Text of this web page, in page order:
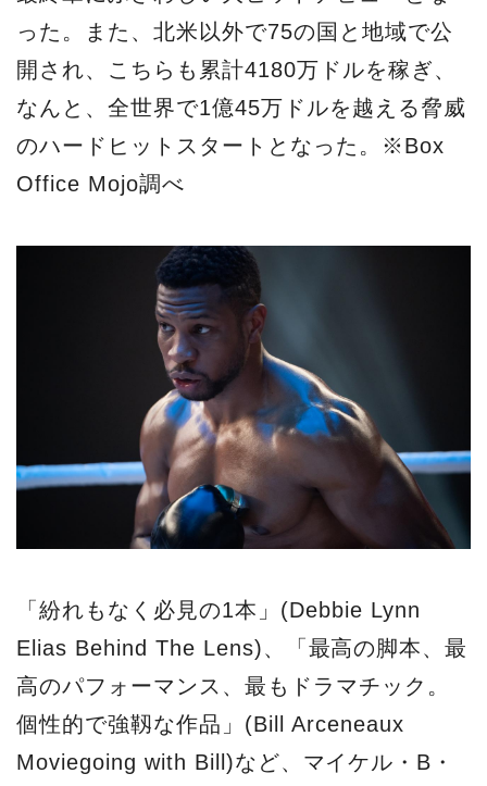
った。また、北米以外で75の国と地域で公
開され、こちらも累計4180万ドルを稼ぎ、
なんと、全世界で1億45万ドルを越える脅威
のハードヒットスタートとなった。※Box
Office Mojo調べ
「紛れもなく必見の1本」(Debbie Lynn
Elias Behind The Lens)、「最高の脚本、最
高のパフォーマンス、最もドラマチック。
個性的で強靱な作品」(Bill Arceneaux
Moviegoing with Bill)など、マイケル・B・